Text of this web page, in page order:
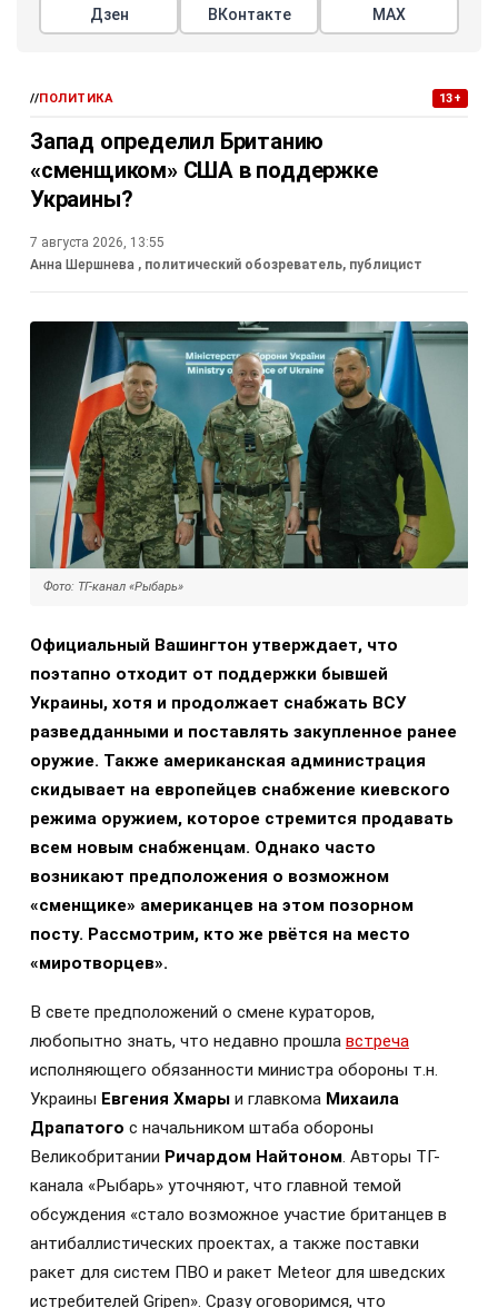
Дзен ВКонтакте МАХ
//ПОЛИТИКА 13+
Запад определил Британию
«сменщиком» США в поддержке
Украины?
7 августа 2026, 13:55
Анна Шершнева , политический обозреватель, публицист
Фото: ТГ-канал «Рыбарь»
Официальный Вашингтон утверждает, что
поэтапно отходит от поддержки бывшей
Украины, хотя и продолжает снабжать ВСУ
разведданными и поставлять закупленное ранее
оружие. Также американская администрация
скидывает на европейцев снабжение киевского
режима оружием, которое стремится продавать
всем новым снабженцам. Однако часто
возникают предположения о возможном
«сменщике» американцев на этом позорном
посту. Рассмотрим, кто же рвётся на место
«миротворцев».
В свете предположений о смене кураторов,
любопытно знать, что недавно прошла встреча
исполняющего обязанности министра обороны т.н.
Украины Евгения Хмары и главкома Михаила
Драпатого с начальником штаба обороны
Великобритании Ричардом Найтоном. Авторы ТГ-
канала «Рыбарь» уточняют, что главной темой
обсуждения «стало возможное участие британцев в
антибаллистических проектах, а также поставки
ракет для систем ПВО и ракет Meteor для шведских
истребителей Gripen». Сразу оговоримся, что